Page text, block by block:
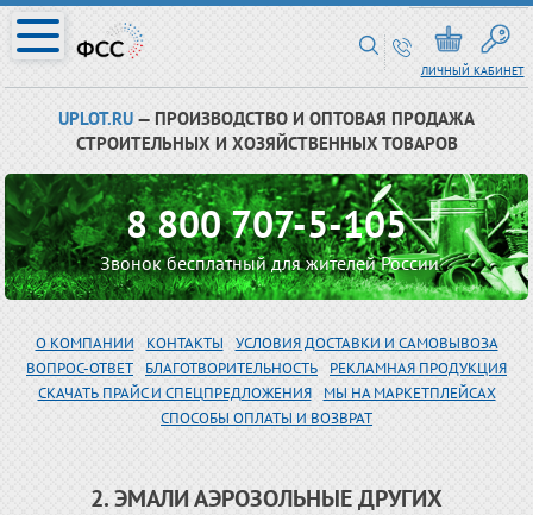
ЛИЧНЫЙ КАБИНЕТ
UPLOT.RU — ПРОИЗВОДСТВО И ОПТОВАЯ ПРОДАЖА
СТРОИТЕЛЬНЫХ И ХОЗЯЙСТВЕННЫХ ТОВАРОВ
8 800 707-5-105
Звонок бесплатный для жителей России
О КОМПАНИИ КОНТАКТЫ
УСЛОВИЯ ДОСТАВКИ И САМОВЫВОЗА
ВОПРОС-ОТВЕТ
БЛАГОТВОРИТЕЛЬНОСТЬ
РЕКЛАМНАЯ ПРОДУКЦИЯ
СКАЧАТЬ ПРАЙС И СПЕЦПРЕДЛОЖЕНИЯ
МЫ НА МАРКЕТПЛЕЙСАХ
СПОСОБЫ ОПЛАТЫ И ВОЗВРАТ
2. ЭМАЛИ АЭРОЗОЛЬНЫЕ ДРУГИХ